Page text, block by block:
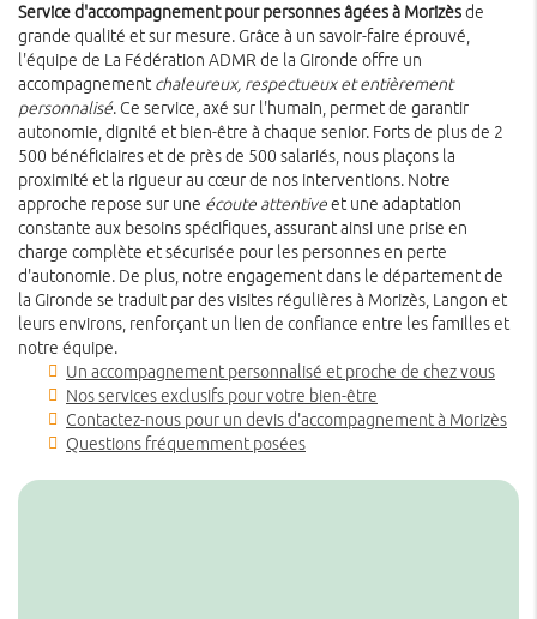
Service d'accompagnement pour personnes âgées à Morizèsde
grande qualité et sur mesure. Grâce à un savoir-faire éprouvé,
l'équipe de La Fédération ADMR de la Gironde offre un
accompagnement chaleureux, respectueux et entièrement
personnalisé. Ce service, axé sur l'humain, permet de garantir
autonomie, dignité et bien-être à chaque senior. Forts de plus de 2
500 bénéficiaires et de près de 500 salariés, nous plaçons la
proximité et la rigueur au cœur de nos interventions. Notre
approche repose sur une écoute attentiveet une adaptation
constante aux besoins spécifiques, assurant ainsi une prise en
charge complète et sécurisée pour les personnes en perte
d'autonomie. De plus, notre engagement dans le département de
la Gironde se traduit par des visites régulières à Morizès, Langon et
leurs environs, renforçant un lien de confiance entre les familles et
notre équipe.
Un accompagnement personnalisé et proche de chez vous
Nos services exclusifs pour votre bien-être
Contactez-nous pour un devis d'accompagnement à Morizès
Questions fréquemment posées